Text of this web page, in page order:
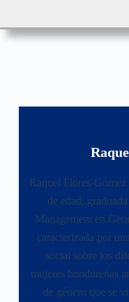
Raquel Flores-Gómez
de edad,
Management en
caracterizada por
social sobre los
mujeres hondureñas
de género que se